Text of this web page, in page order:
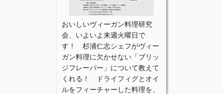
おいしいヴィーガン料理研究
会、いよいよ来週火曜日で
す！ 杉浦仁志シェフがヴィー
ガン料理に欠かせない「ブリッ
ジフレーバー」について教えて
くれる！ ドライフィグとオイ
ルをフィーチャーした料理を、